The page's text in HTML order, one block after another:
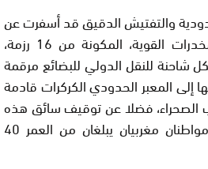
والتفتيش الدقيق قد أسفرت عن
ضبط هذه الشحنة من المخدرات القوية، المكونة من 16 رزمة،
شاحنة للنقل الدولي للبضائع مرقمة
إلى المعبر الحدودي الكركرات قادمة
الصحراء، فضلا عن توقيف سائق هذه
الشاحنة ومساعده، وهما مواطنان مغربيان يبلغان من العمر 40